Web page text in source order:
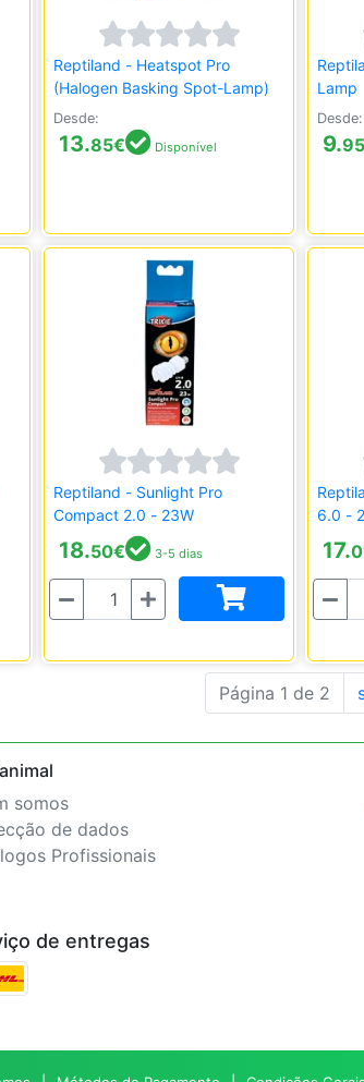
Reptiland - Heatspot Pro
(Halogen Basking Spot-Lamp)
Desde:
13.85€ Disponível
Lamp
Desde:
9.95
Reptiland - Sunlight Pro
Compact 2.0 - 23W
18.50€ 3-5 dias
Quantidade
6.0 -
17.
Quantidade
Página 1 de 2
somos
de dados
Profissionais
de entregas